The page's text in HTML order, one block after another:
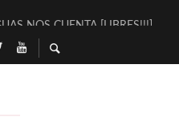
NOS CUENTA [LIBRES!!!]
DE SANDRA MONFORT
DIRECTOR TEATRAL CLAUDIO